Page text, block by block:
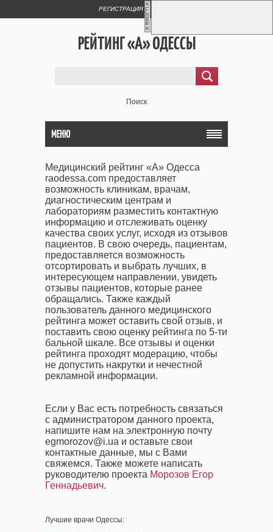
РЕГИСТРАЦИЯ
РЕЙТИНГ «А» ОДЕССЫ
Поиск
МЕНЮ
Медицинский рейтинг «А» Одесса
raodessa.com предоставляет
возможность клиникам, врачам,
диагностическим центрам и
лабораториям разместить контактную
информацию и отслеживать оценку
качества своих услуг, исходя из отзывов
пациентов. В свою очередь, пациентам,
предоставляется возможность
отсортировать и выбрать лучших, в
интересующем направлении, увидеть
отзывы пациентов, которые ранее
обращались. Также каждый
пользователь данного медицинского
рейтинга может оставить свой отзыв, и
поставить свою оценку рейтинга по 5-ти
бальной шкале. Все отзывы и оценки
рейтинга проходят модерацию, чтобы
не допустить накрутки и нечестной
рекламной информации.
Если у Вас есть потребность связаться
с администратором данного проекта,
напишите нам на электронную почту
egmorozov@i.ua и оставьте свои
контактные данные, мы с Вами
свяжемся. Также можете написать
руководителю проекта Морозов Егор
Геннадьевич.
Лучшие врачи Одессы: